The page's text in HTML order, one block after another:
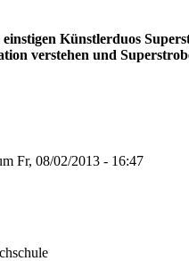
Künstlerduos
verstehen und
Fr, 08/02/2013 - 16:47